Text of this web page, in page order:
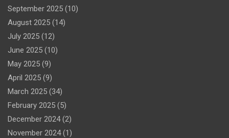
September 2025 (10)
August 2025 (14)
July 2025 (12)
June 2025 (10)
May 2025 (9)
April 2025 (9)
March 2025 (34)
February 2025 (5)
December 2024(2)
November 2024(1)